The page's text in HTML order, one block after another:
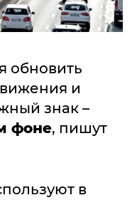
обновить
и
знак –
фоне, пишут
в